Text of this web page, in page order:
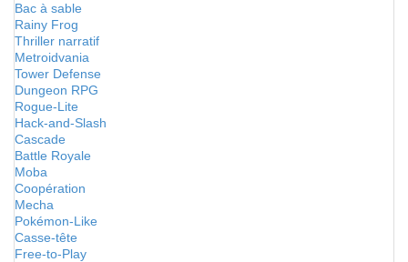
Bac à sable
Rainy Frog
Thriller narratif
Metroidvania
Tower Defense
Dungeon RPG
Rogue-Lite
Hack-and-Slash
Cascade
Battle Royale
Moba
Coopération
Mecha
Pokémon-Like
Casse-tête
Free-to-Play